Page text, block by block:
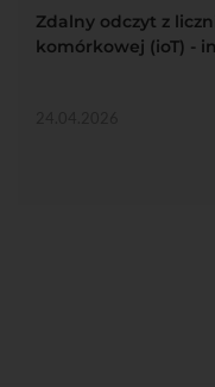
Zdalny odczyt z
komórkowej (ioT) -